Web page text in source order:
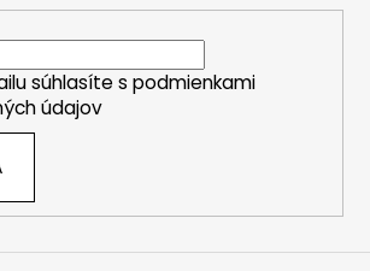
súhlasíte s podmienkami
údajov